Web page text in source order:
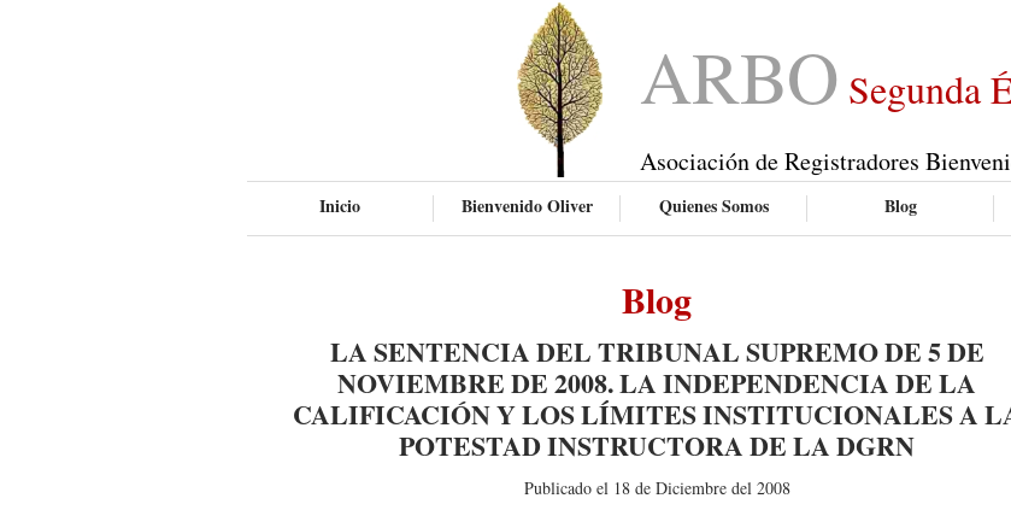
ARBO Segunda
Asociación de Registradores
Inicio Bienvenido Oliver Quienes Somos Blog
Blog
LA SENTENCIA DEL TRIBUNAL SUPREMO DE 5 DE
NOVIEMBRE DE 2008. LA INDEPENDENCIA DE LA
CALIFICACIÓN Y LOS LÍMITES INSTITUCIONALES A
POTESTAD INSTRUCTORA DE LA DGRN
Publicado el 18 de Diciembre del 2008